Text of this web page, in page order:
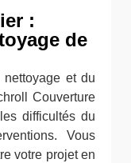
:
de
et du
Couverture
difficultés du
Vous
votre projet en